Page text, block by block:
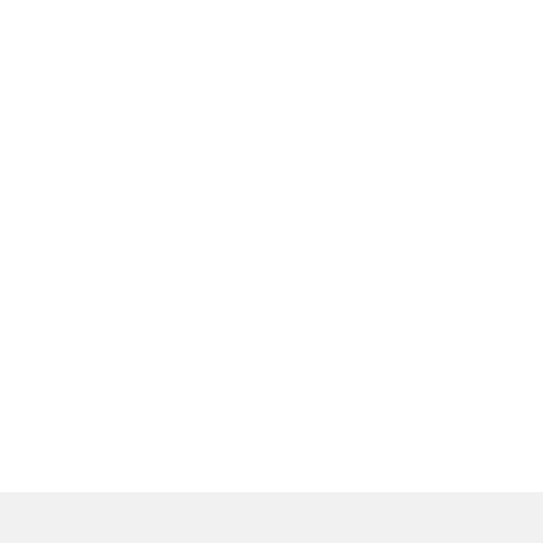
kể từ năm 2015. Như vậy, người tiêu dùng
mà không cần lo lắng về các vấn đề phát sinh
rẻ, chính hãng
thông thái chắc chắn bạn sẽ tìm mua chiếc tủ
hữu kho điện máy chính hãng lớn nhất cả